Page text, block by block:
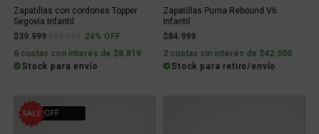
Zapatillas con cordones Topper
Segovia Infantil
$39.999
Price reduced from
to24% OFF
6 cuotas con interés de $8.819
Stock para envío
Zapatillas Puma Rebound V6
Infantil
$84.999
2 cuotas sin interés de $42.500
Stock para retiro/envío
34% OFF